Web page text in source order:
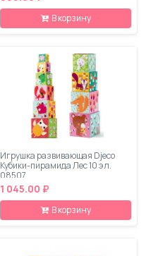
В корзину
Игрушка развивающая Djeco
Кубики-пирамида Лес 10 эл.
08507
1 045.00 ₽
В корзину